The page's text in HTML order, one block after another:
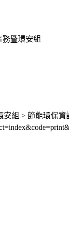
暨環安組
組 > 節能環保